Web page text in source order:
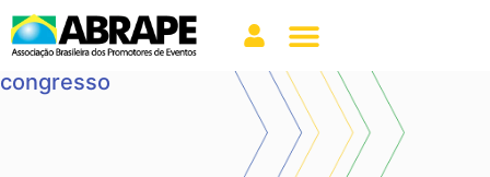
congresso